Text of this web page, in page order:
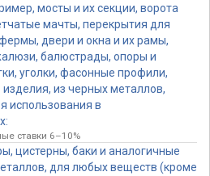
мосты и их секции, ворота
мачты, перекрытия для
двери и окна и их рамы,
балюстрады, опоры и
уголки, фасонные профили,
из черных металлов,
использования в
ставки 6–10%
цистерны, баки и аналогичные
для любых веществ (кроме